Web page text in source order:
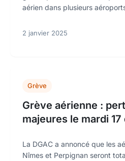
aérien dans plusieurs
2 janvier 2025
Grève
Grève aérienne :
majeures le mardi
La DGAC a annoncé que les
Nîmes et Perpignan seront